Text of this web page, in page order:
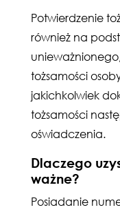
Potwierdzenie
również na
tożsamości
jakichkolwiek
tożsamości
oświadczenia.
Dlaczego
ważne?
Posiadanie